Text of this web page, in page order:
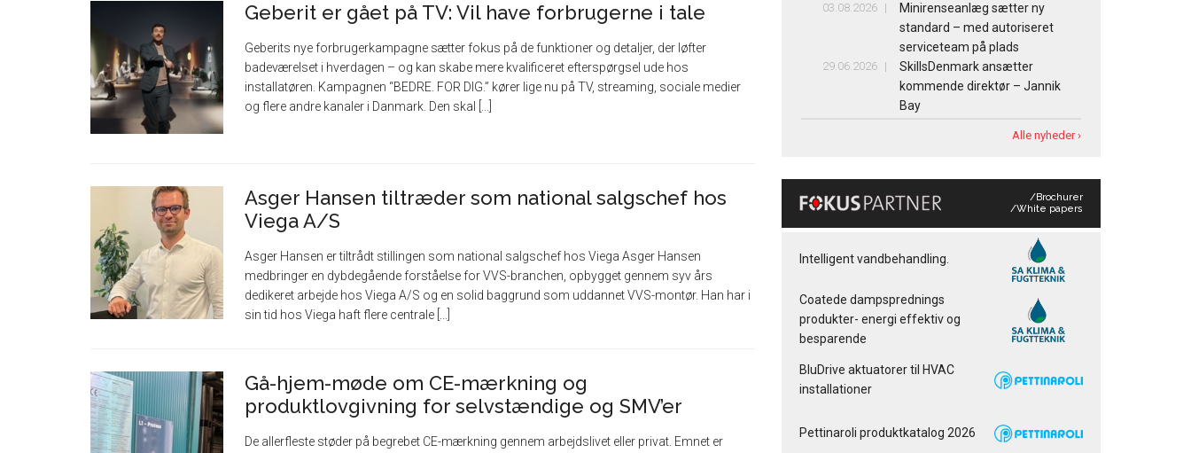
Geberit er gået på TV: Vil have forbrugerne i tale
Geberits nye forbrugerkampagne sætter fokus på de funktioner og detaljer, der løfter
badeværelset i hverdagen – og kan skabe mere kvalificeret efterspørgsel ude hos
installatøren. Kampagnen “BEDRE. FOR DIG.” kører lige nu på TV, streaming, sociale medier
og flere andre kanaler i Danmark. Den skal [...]
Asger Hansen tiltræder som national salgschef hos
Viega A/S
Asger Hansen er tiltrådt stillingen som national salgschef hos Viega Asger Hansen
medbringer en dybdegående forståelse for VVS-branchen, opbygget gennem syv års
dedikeret arbejde hos Viega A/S og en solid baggrund som uddannet VVS-montør. Han har i
sin tid hos Viega haft flere centrale [...]
Gå-hjem-møde om CE-mærkning og
produktlovgivning for selvstændige og SMV’er
De allerfleste støder på begrebet CE-mærkning gennem arbejdslivet eller privat. Emnet er
03.08.2026
Minirenseanlæg sætter ny
standard – med autoriseret
serviceteam på plads
29.06.2026
SkillsDenmark ansætter
kommende direktør – Jannik
Bay
Alle nyheder ›
/Brochurer
/White papers
Intelligent vandbehandling.
Coatede dampsprednings
produkter- energi effektiv og
besparende
BluDrive aktuatorer til HVAC
installationer
Pettinaroli produktkatalog 2026